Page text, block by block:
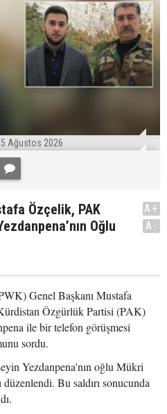
Ağustos 2026
Özçelik, PAK
Oğlu
A+
A-
Genel Başkanı Mustafa
Özgürlük Partisi (PAK)
ile bir telefon görüşmesi
sordu.
Yezdanpena'nın oğlu Mükri
Bu saldırı sonucunda